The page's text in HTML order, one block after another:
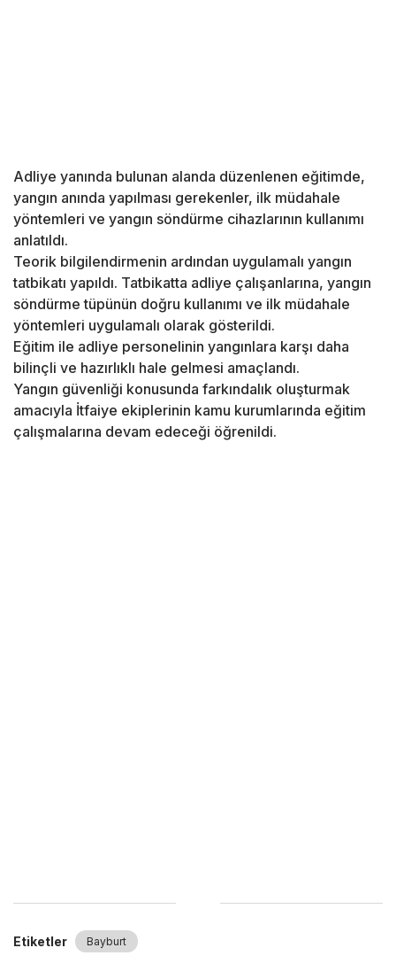
Adliye yanında bulunan alanda düzenlenen eğitimde,
yangın anında yapılması gerekenler, ilk müdahale
yöntemleri ve yangın söndürme cihazlarının kullanımı
anlatıldı.
Teorik bilgilendirmenin ardından uygulamalı yangın
tatbikatı yapıldı. Tatbikatta adliye çalışanlarına, yangın
söndürme tüpünün doğru kullanımı ve ilk müdahale
yöntemleri uygulamalı olarak gösterildi.
Eğitim ile adliye personelinin yangınlara karşı daha
bilinçli ve hazırlıklı hale gelmesi amaçlandı.
Yangın güvenliği konusunda farkındalık oluşturmak
amacıyla İtfaiye ekiplerinin kamu kurumlarında eğitim
çalışmalarına devam edeceği öğrenildi.
Etiketler Bayburt